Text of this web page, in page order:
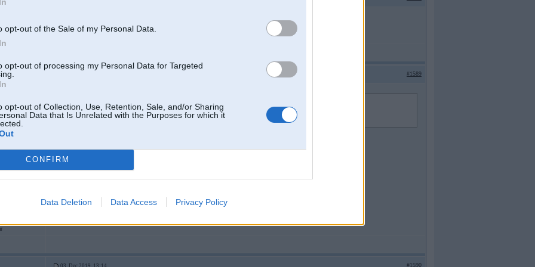
opt-out of the Sale of my Personal Data.
opt-out of processing my Personal Data for Targeted
opt-out of Collection, Use, Retention, Sale, and/or Sharing
Data that Is Unrelated with the Purposes for which it
CONFIRM
Data Deletion Data Access Privacy Policy
#1589
03 Dec 2019, 11:13:21@Elvissrakstīja:
Kas šeit reklamējas ir normālākie?
@tonetaji
03. Dec 2019, 13:14 #1590